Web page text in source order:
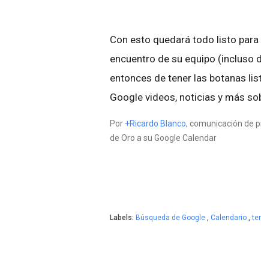
Con esto quedará todo listo
encuentro de su equipo (incluso
entonces de tener las botanas
Google videos, noticias y más
Por +Ricardo Blanco, comunicación de
de Oro a su Google Calendar
Labels: Búsqueda de Google , Calendario ,